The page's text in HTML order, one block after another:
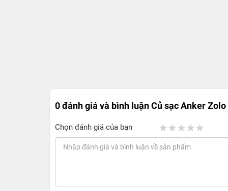
0 đánh giá và bình luậnCủ sạc Anker
Chọn đánh giá của bạn